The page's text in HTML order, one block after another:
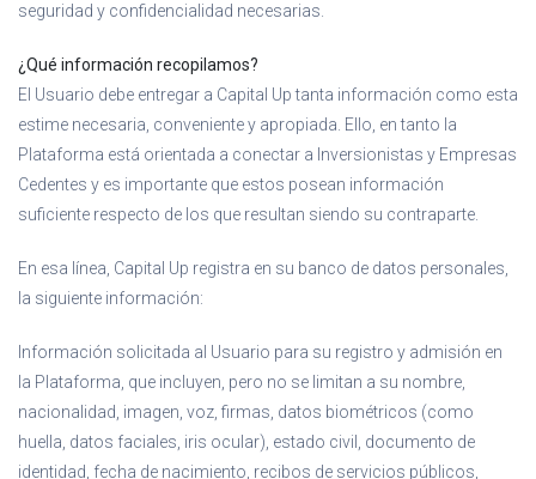
seguridad y confidencialidad necesarias.
¿Qué información recopilamos?
El Usuario debe entregar a Capital Up tanta información como esta
estime necesaria, conveniente y apropiada. Ello, en tanto la
Plataforma está orientada a conectar a Inversionistas y Empresas
Cedentes y es importante que estos posean información
suficiente respecto de los que resultan siendo su contraparte.
En esa línea, Capital Up registra en su banco de datos personales,
la siguiente información:
Información solicitada al Usuario para su registro y admisión en
la Plataforma, que incluyen, pero no se limitan a su nombre,
nacionalidad, imagen, voz, firmas, datos biométricos (como
huella, datos faciales, iris ocular), estado civil, documento de
identidad, fecha de nacimiento, recibos de servicios públicos,